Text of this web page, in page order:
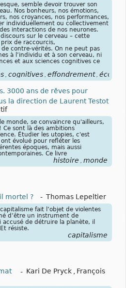
semble devoir trouver son
Nos bonheurs, nos émotions,
nos croyances, nos performances,
individuellement ou collectivement
interactions de nos neurones.
sur le cerveau – cette
de raccourcis,
contre-vérités. On ne peut pas
à l’individu et à son cerveau, ni
et aux sciences cognitives ce
cognitives effondrement
3000 ans de rêves pour
la direction de Laurent Testot
monde, se convaincre qu'ailleurs,
sont là des ambitions
Étudier les utopies, c'est
évolué pour refléter les
époques, mais aussi
Ce livre
histoire , monde
mortel ? - Thomas Lepeltier
fait l’objet de violentes
d’être un instrument de
de détruire la planète, il
résiste.
capitalisme
- Kari De Pryck , François